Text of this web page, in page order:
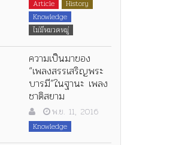
Article
History
Knowledge
ไม่มีหมวดหมู่
ความเป็นมาของ
“เพลงสรรเสริญพระ
บารมี”ในฐานะ เพลง
ชาติสยาม
พ.ย. 11, 2016
Knowledge